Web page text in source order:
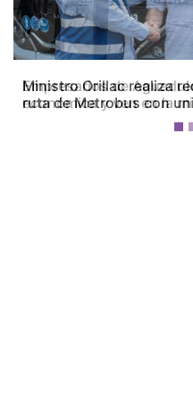
Empresarios de
económica y ven en la